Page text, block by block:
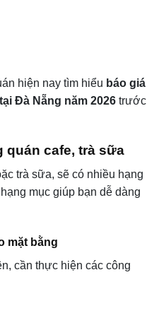
hiện nay tìm hiểu báo giá
Đà Nẵng năm 2026 trước
quán cafe, trà sữa
trà sữa, sẽ có nhiều hạng
mục giúp bạn dễ dàng
mặt bằng
cần thực hiện các công